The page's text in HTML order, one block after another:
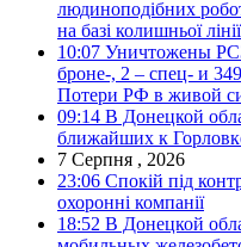
людиноподібних
на базі колишньої
10:07 Уничтожены
броне-, 2 – спец- и
Потери РФ в живой
09:14 В Донецкой
ближайших к
7 Серпня , 2026
23:06 Спокій під
охоронні компанії
18:52 В Донецкой